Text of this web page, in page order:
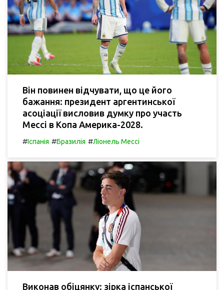
Він повинен відчувати, що це його
бажання: президент аргентинської
асоціації висловив думку про участь
Мессі в Копа Америка-2028.
#Іспанія #Бразилія #Ліонель Мессі
Виконав обіцянку: зірка іспанської